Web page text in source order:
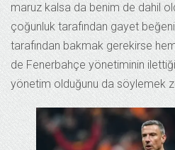
maruz kalsa da benim de dahil
çoğunluk tarafından gayet
tarafından bakmak gerekirse
de Fenerbahçe yönetiminin
yönetim olduğunu da söylemek